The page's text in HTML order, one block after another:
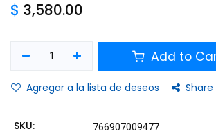
$ 3,580.00
Add to
Agregar a la lista de deseos Share
SKU:
766907009477